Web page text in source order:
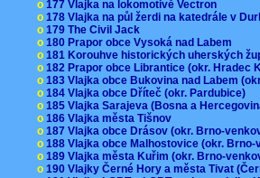
o 177 Vlajka na lokomotivě Vectron
o 178 Vlajka na půl žerdi na katedrále v
o 179 The Civil Jack
o 180 Prapor obce Vysoká nad Labem
o 181 Korouhve historických uherských
o 182 Prapor obce Librantice (okr. Hradec
o 183 Vlajka obce Bukovina nad Labem
o 184 Vlajka obce Dříteč (okr. Pardubice)
o 185 Vlajka Sarajeva (Bosna a
o 186 Vlajka města Tišnov
o 187 Vlajka obce Drásov (okr. Brno-
o 188 Vlajka obce Malhostovice (okr.
o 189 Vlajka města Kuřim (okr. Brno-
o 190 Vlajky Černé Hory a města Tivat